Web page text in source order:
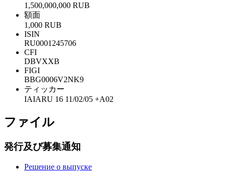
1,500,000,000 RUB
額面
1,000 RUB
ISIN
RU0001245706
CFI
DBVXXB
FIGI
BBG0006V2NK9
ティッカー
IAIARU 16 11/02/05 +A02
ファイル
発行及び募集通知
Решение о выпуске